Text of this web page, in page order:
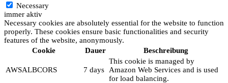
Necessary
immer aktiv
Necessary cookies are absolutely essential for the website to function
properly. These cookies ensure basic functionalities and security
features of the website, anonymously.
Cookie
Dauer Beschreibung
AWSALBCORS 7 days
This cookie is managed by
Amazon Web Services and is used
for load balancing.